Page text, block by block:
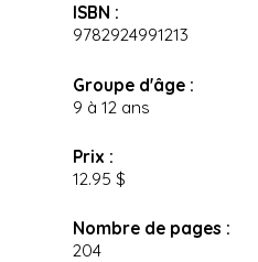
ISBN :
9782924991213
Groupe d'âge :
9 à 12 ans
Prix :
12.95 $
Nombre de pages :
204